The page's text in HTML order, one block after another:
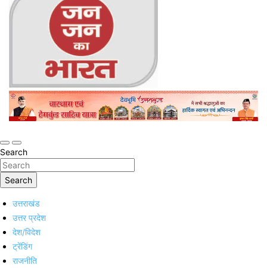
Jan Jan Ka Bharat
Online Trending Hindi News Website
Search
Search
उत्तराखंड
उत्तर प्रदेश
देश/विदेश
ट्रेंडिंग
राजनीति